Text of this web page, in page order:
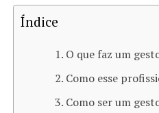
Índice
O que faz um
Como esse
Como ser um